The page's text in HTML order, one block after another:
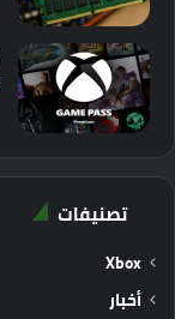
تصنيفات
Xbox
أخبار